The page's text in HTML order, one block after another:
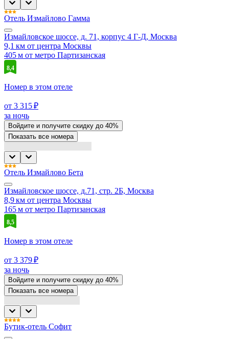
Отель Измайлово Гамма
Измайловское шоссе, д. 71, корпус 4 Г-Д, Москва
9,1 км от центра Москвы
405 м от метро Партизанская
8,4
Номер в этом отеле
от 3 315 ₽
за ночь
Войдите и получите скидку до 40%
Показать все номера
Отель Измайлово Бета
Измайловское шоссе, д.71, стр. 2Б, Москва
8,9 км от центра Москвы
165 м от метро Партизанская
8,5
Номер в этом отеле
от 3 379 ₽
за ночь
Войдите и получите скидку до 40%
Показать все номера
Бутик-отель Софит